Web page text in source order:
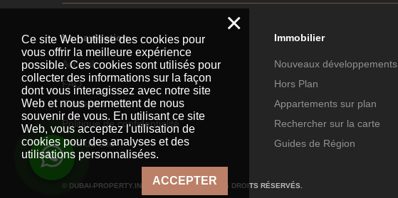
La navigation
Accueil
FAQ
Contacter
Politique de confidentialité
Plan du site
Immobilier
Nouveaux développements
Hors Plan
Appartements sur plan
Rechercher sur la carte
Guides de Région
© DUBAI-PROPERTY.INVESTMENTS 2026. TOUS DROITS RÉSERVÉS.
×
Ce site Web utilise des cookies pour
vous offrir la meilleure expérience
possible. Ces cookies sont utilisés pour
collecter des informations sur la façon
dont vous interagissez avec notre site
Web et nous permettent de nous
souvenir de vous. En utilisant ce site
Web, vous acceptez l'utilisation de
cookies pour des analyses et des
utilisations personnalisées.
ACCEPTER